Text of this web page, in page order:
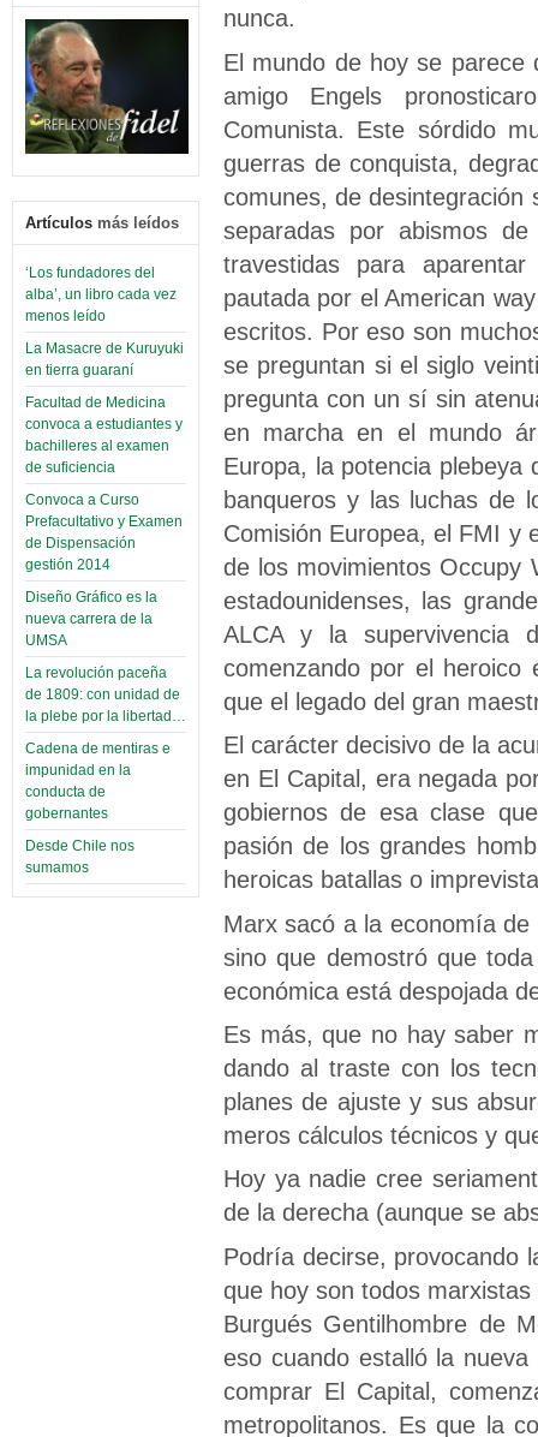
Artículos más leídos
‘Los fundadores del
alba’, un libro cada vez
menos leído
La Masacre de Kuruyuki
en tierra guaraní
Facultad de Medicina
convoca a estudiantes y
bachilleres al examen
de suficiencia
Convoca a Curso
Prefacultativo y Examen
de Dispensación
gestión 2014
Diseño Gráfico es la
nueva carrera de la
UMSA
La revolución paceña
de 1809: con unidad de
la plebe por la libertad…
Cadena de mentiras e
impunidad en la
conducta de
gobernantes
Desde Chile nos
sumamos
nunca.
El mundo de hoy se
amigo Engels
Comunista. Este sórdido
guerras de conquista,
comunes, de desintegración
separadas por abismos
travestidas para
pautada por el American
escritos. Por eso son
se preguntan si el siglo
pregunta con un sí sin
en marcha en el mundo
Europa, la potencia
banqueros y las luchas de
Comisión Europea, el FMI y
de los movimientos Occupy
estadounidenses, las
ALCA y la supervivencia
comenzando por el heroico
que el legado del gran
El carácter decisivo de la
en El Capital, era negada
gobiernos de esa clase
pasión de los grandes
heroicas batallas o
Marx sacó a la economía
sino que demostró que
económica está despojada
Es más, que no hay saber
dando al traste con los
planes de ajuste y sus
meros cálculos técnicos y
Hoy ya nadie cree
de la derecha (aunque se
Podría decirse, provocando
que hoy son todos
Burgués Gentilhombre de
eso cuando estalló la
comprar El Capital,
metropolitanos. Es que la